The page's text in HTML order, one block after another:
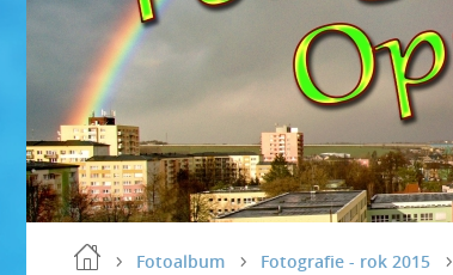
Fotoalbum Fotografie - rok 2015